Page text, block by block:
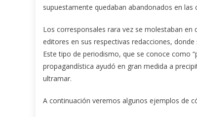
supuestamente quedaban abandonados en las
Los corresponsales rara vez se molestaban
editores en sus respectivas redacciones,
Este tipo de periodismo, que se conoce como
propagandística ayudó en gran medida a
ultramar.
A continuación veremos algunos ejemplos de